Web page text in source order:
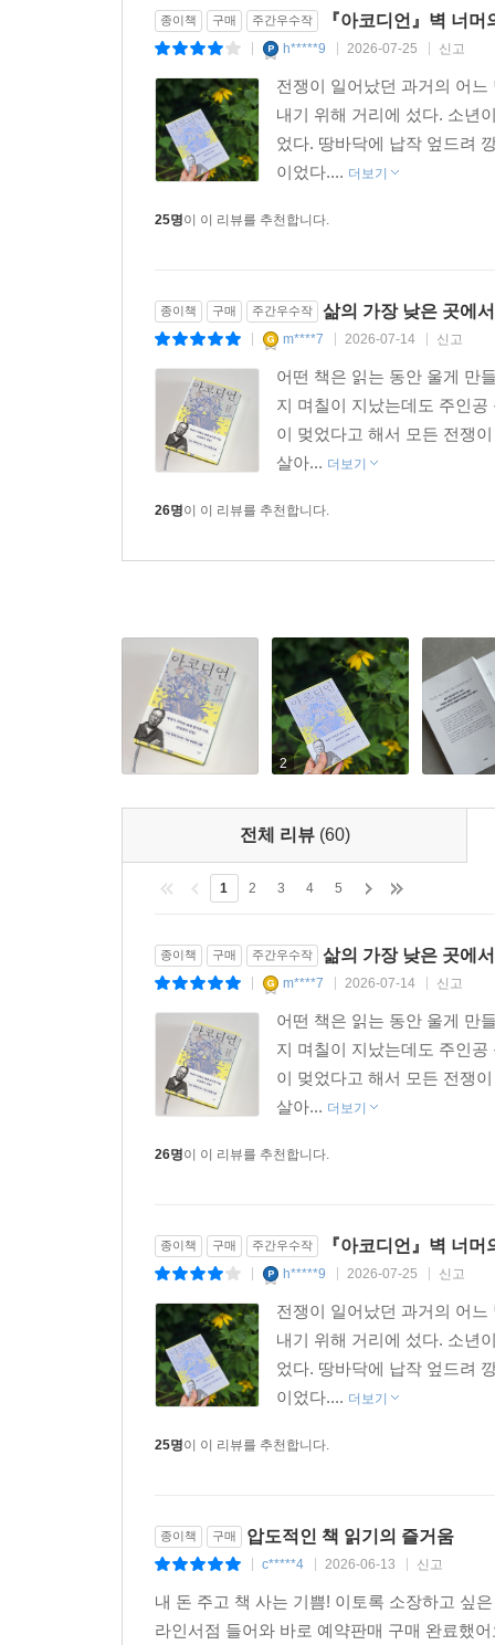
종이책 구매 주간우수작 『아코디언』벽 너
h*****9 2026-07-25 신고
전쟁이 일어났던 과거의 어
내기 위해 거리에 섰다. 소년
었다. 땅바닥에 납작 엎드려
이었다.... 더보기
25명이 이 리뷰를 추천합니다.
종이책 구매 주간우수작 삶의 가장 낮은 곳에
m****7 2026-07-14 신고
어떤 책은 읽는 동안 울게 만
지 며칠이 지났는데도 주인
이 멎었다고 해서 모든 전쟁
살아... 더보기
26명이 이 리뷰를 추천합니다.
2
전체 리뷰 (60)
1 2 3 4 5
종이책 구매 주간우수작 삶의 가장 낮은 곳에
m****7 2026-07-14 신고
어떤 책은 읽는 동안 울게 만
지 며칠이 지났는데도 주인
이 멎었다고 해서 모든 전쟁
살아... 더보기
26명이 이 리뷰를 추천합니다.
종이책 구매 주간우수작 『아코디언』벽 너
h*****9 2026-07-25 신고
전쟁이 일어났던 과거의 어
내기 위해 거리에 섰다. 소년
었다. 땅바닥에 납작 엎드려
이었다.... 더보기
25명이 이 리뷰를 추천합니다.
종이책 구매 압도적인 책 읽기의 즐거움
c*****4 2026-06-13 신고
내 돈 주고 책 사는 기쁨! 이토록 소장하고 싶
라인서점 들어와 바로 예약판매 구매 완료했